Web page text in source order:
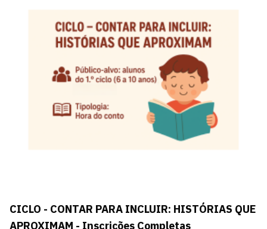
CICLO - CONTAR PARA INCLUIR: HISTÓRIAS QUE
APROXIMAM - Inscrições Completas